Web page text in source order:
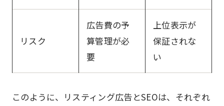
リスク
広告費の予
算管理が必
要
上位表示が
保証されな
い
このように、リスティング広告とSEOは、それぞれ